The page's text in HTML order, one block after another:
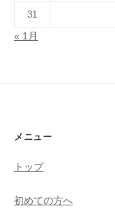
31
« 1月
メニュー
トップ
初めての方へ